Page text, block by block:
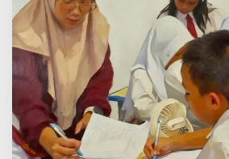
T
u
a
S
D
N
3
0
P